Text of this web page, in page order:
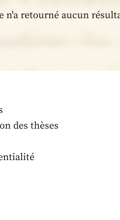
n'a retourné aucun
des thèses